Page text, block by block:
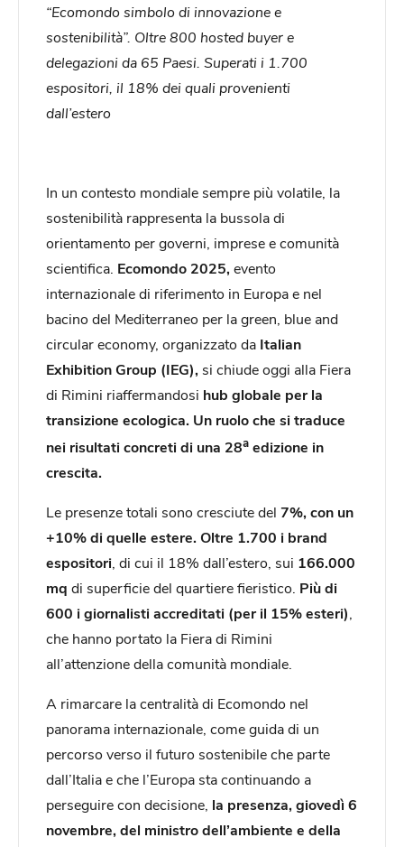
“Ecomondo simbolo di innovazione e
sostenibilità”. Oltre 800 hosted buyer e
delegazioni da 65 Paesi. Superati i 1.700
espositori, il 18% dei quali provenienti
dall’estero
In un contesto mondiale sempre più volatile, la
sostenibilità rappresenta la bussola di
orientamento per governi, imprese e comunità
scientifica. Ecomondo 2025,evento
internazionale di riferimento in Europa e nel
bacino del Mediterraneo per la green, blue and
circular economy, organizzato da Italian
Exhibition Group (IEG), si chiude oggi alla Fiera
di Rimini riaffermandosi hub globale per la
transizione ecologica. Un ruolo che si traduce
nei risultati concreti di una 28a edizione in
crescita.
Le presenze totali sono cresciute del 7%, con un
+10% di quelle estere. Oltre 1.700 i brand
espositori , di cui il 18% dall’estero, sui 166.000
mq di superficie del quartiere fieristico. Più di
600 i giornalisti accreditati (per il 15% esteri)
che hanno portato la Fiera di Rimini
all’attenzione della comunità mondiale.
A rimarcare la centralità di Ecomondo nel
panorama internazionale, come guida di un
percorso verso il futuro sostenibile che parte
dall’Italia e che l’Europa sta continuando a
perseguire con decisione, la presenza, giovedì 6
novembre, del ministro dell’ambiente e della